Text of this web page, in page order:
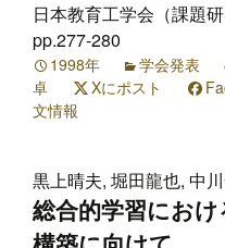
日本教育工学会（課題
pp.277-280
1998年 学会発表
卓
Xにポスト
文情報
黒上晴夫, 堀田龍也, 中
総合的学習にお